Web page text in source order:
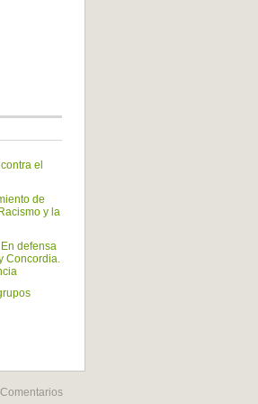
el
de
y la
defensa
Concordia.
Comentarios